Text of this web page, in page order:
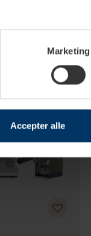
Marketing
Accepter alle
Duo Plus Black
SEK